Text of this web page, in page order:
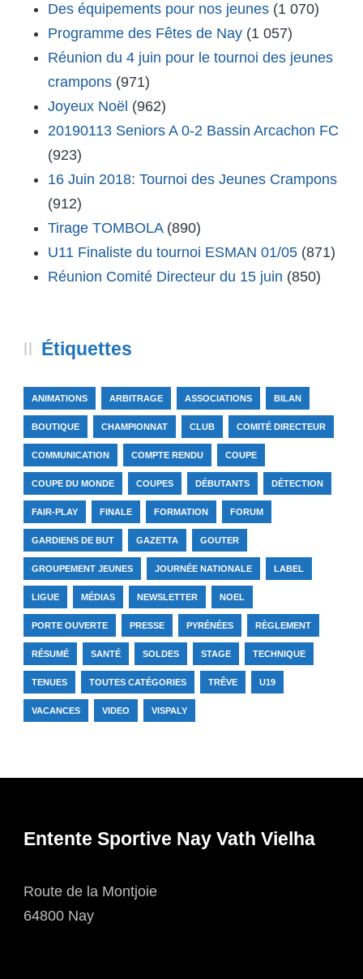
Des équipements pour nos jeunes (1 070)
Programme des Fêtes de Nay (1 057)
Réunion du 4 juin pour le tournoi des jeunes
crampons (971)
Joyeux Noël (962)
20190113 Seniors A 0-2 Bassin Arcachon FC
(923)
16 Juin 2018: Tournoi des Jeunes Crampons
(912)
Tirage TOMBOLA (890)
U11 Finaliste du tournoi ESMAN 01/05 (871)
Réunion Comité Directeur du 15 juin (850)
Étiquettes
ANIMATIONS ARBITRAGE ASSOCIATIONS BILAN
BOUTIQUE CHAMPIONNAT CLUB COMITÉ DIRECTEUR
COMMUNICATION COMPTE RENDU COUPE
COUPE DU MONDE COUPES DÉBUTANTS DÉTECTION
FAIR-PLAY FINALE FORMATION FORUM
GARDIENS DE BUT GAZETTA GOUTER
GROUPEMENT JEUNES JOURNÉE NATIONALE LABEL
LIGUE MÉDIAS NEWSLETTER NOEL
PORTE OUVERTE PRESSE PYRÉNÉES RÈGLEMENT
RÉSUMÉ SANTÉ SOLDES STAGE TECHNIQUE
TENUES TOUTES CATÉGORIES TRÊVE U19
VACANCES VIDEO VISPALY
Entente Sportive Nay Vath Vielha
Route de la Montjoie
64800 Nay